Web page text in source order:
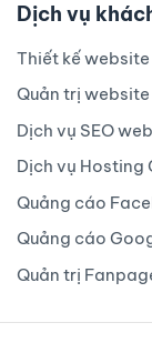
Dịch vụ
Thiết kế website
Quản trị website
Dịch vụ SEO
Dịch vụ Hosting
Quảng cáo
Quảng cáo
Quản trị